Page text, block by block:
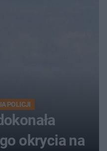
POLICJI
okrycia na